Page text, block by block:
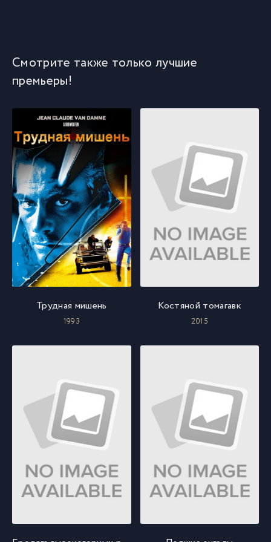
Смотрите также только лучшие
премьеры!
Трудная мишень
1993
Костяной томагавк
2015